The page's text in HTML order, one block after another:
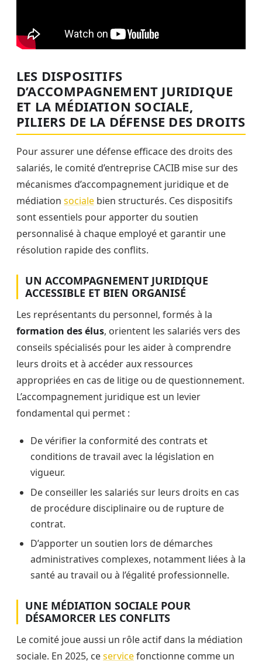
LES DISPOSITIFS
D’ACCOMPAGNEMENT JURIDIQUE
ET LA MÉDIATION SOCIALE,
PILIERS DE LA DÉFENSE DES DROITS
Pour assurer une défense efficace des droits des
salariés, le comité d’entreprise CACIB mise sur des
mécanismes d’accompagnement juridique et de
médiation sociale bien structurés. Ces dispositifs
sont essentiels pour apporter du soutien
personnalisé à chaque employé et garantir une
résolution rapide des conflits.
UN ACCOMPAGNEMENT JURIDIQUE
ACCESSIBLE ET BIEN ORGANISÉ
Les représentants du personnel, formés à la
formation des élus, orientent les salariés vers des
conseils spécialisés pour les aider à comprendre
leurs droits et à accéder aux ressources
appropriées en cas de litige ou de questionnement.
L’accompagnement juridique est un levier
fondamental qui permet :
De vérifier la conformité des contrats et
conditions de travail avec la législation en
vigueur.
De conseiller les salariés sur leurs droits en cas
de procédure disciplinaire ou de rupture de
contrat.
D’apporter un soutien lors de démarches
administratives complexes, notamment liées à la
santé au travail ou à l’égalité professionnelle.
UNE MÉDIATION SOCIALE POUR
DÉSAMORCER LES CONFLITS
Le comité joue aussi un rôle actif dans la médiation
sociale. En 2025, ceservicefonctionne comme un